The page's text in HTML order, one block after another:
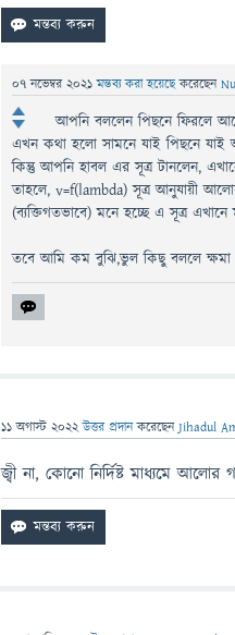
07 নভেম্বর 2021 মন্তব্য করা হয়েছেকরেছেন
আপনি বললেন পিছনে ফিরলে
এখন কথা হলো সামনে যাই পিছনে
কিন্তু আপনি হাবল এর সূত্র টানলেন,
তাহলে, v=f(lambda) সূত্র আনুযায়ী
(ব্যক্তিগতভাবে) মনে হচ্ছে এ সূত্র এখানে
তবে আমি কম বুঝি,ভুল কিছু বললে ক্ষমা
11 অগাস্ট 2022 উত্তর প্রদান করেছেনJihadul
জ্বী না, কোনো নির্দিষ্ট মাধ্যমে